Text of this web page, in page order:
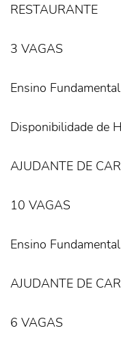
RESTAURANTE
3 VAGAS
Ensino
Disponibilidade de
AJUDANTE DE
10 VAGAS
Ensino
AJUDANTE DE
6 VAGAS